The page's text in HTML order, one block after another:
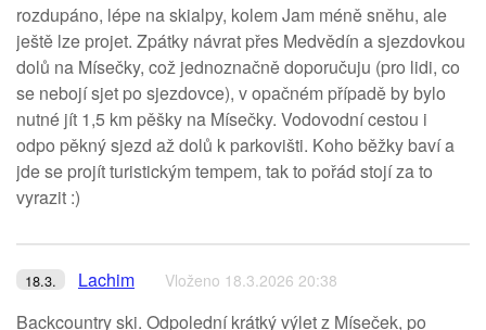
rozdupáno, lépe na skialpy, kolem Jam méně sněhu, ale
ještě lze projet. Zpátky návrat přes Medvědín a sjezdovkou
dolů na Mísečky, což jednoznačně doporučuju (pro lidi, co
se nebojí sjet po sjezdovce), v opačném případě by bylo
nutné jít 1,5 km pěšky na Mísečky. Vodovodní cestou i
odpo pěkný sjezd až dolů k parkovišti. Koho běžky baví a
jde se projít turistickým tempem, tak to pořád stojí za to
vyrazit :)
18.3. Lachim Vloženo 18.3.2026 20:38
Backcountry ski. Odpolední krátký výlet z Míseček, po